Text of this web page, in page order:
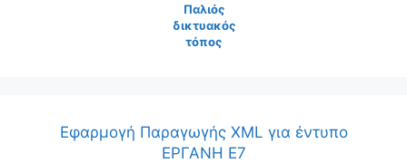
Παλιός
δικτυακός
τόπος
Εφαρμογή Παραγωγής XML για έντυπο
ΕΡΓΑΝΗ Ε7